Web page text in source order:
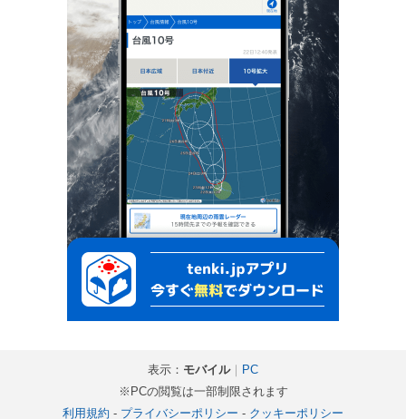
表示： モバイル｜ PC
※PCの閲覧は一部制限されます
利用規約 - プライバシーポリシー - クッキーポリシー